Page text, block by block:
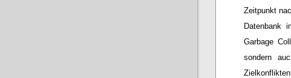
Zeitpunkt
Datenbank
Garbage
sondern